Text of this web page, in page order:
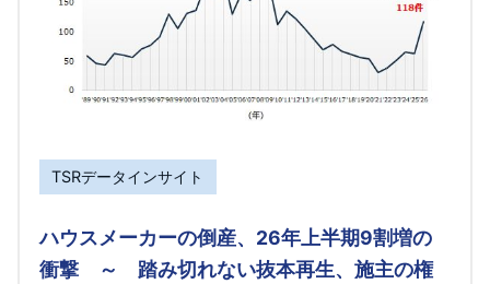
TSRデータインサイト
ハウスメーカーの倒産、26年上半期9割増の
衝撃 ～ 踏み切れない抜本再生、施主の権